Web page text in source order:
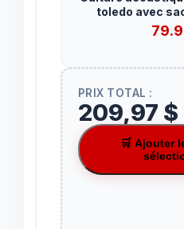
toledo avec
PRIX TOTAL :
209,97 $
🛒 Ajouter